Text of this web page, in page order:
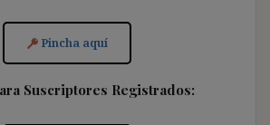
Pincha aquí
Suscriptores Registrados: